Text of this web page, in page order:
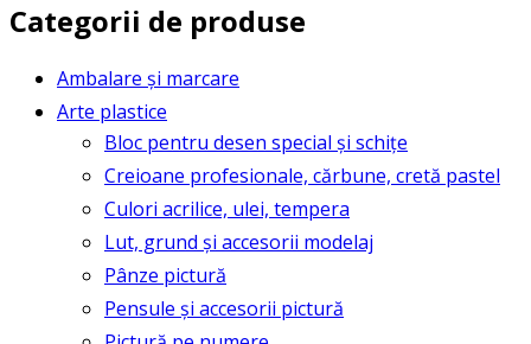
Categorii de produse
Ambalare și marcare
Arte plastice
Bloc pentru desen special și schițe
Creioane profesionale, cărbune, cretă pastel
Culori acrilice, ulei, tempera
Lut, grund și accesorii modelaj
Pânze pictură
Pensule și accesorii pictură